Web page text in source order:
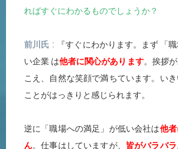
ればすぐにわかるものでしょうか？
前川氏
『すぐにわかります。まず 「
い企業 は他者に関心があります。挨拶
こえ、自然な笑顔で満ちています。い
ことがはっきりと感じられます。
逆に「職場への満足」が低い会社は他
ん。仕事はしていますが、 皆がバラバラ